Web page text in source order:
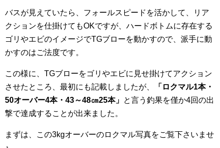
バスが見えていたら、フォールスピードを活かして、リア
クションを仕掛けてもOKですが、ハードボトムに存在する
ゴリやエビのイメージでTGブローを動かすので、派手に動
かすのはご法度です。
この様に、TGブローをゴリやエビに見せ掛けてアクション
させたところ、最初にも記載しましたが、
「ロクマル1本・
50オーバー4本・43～48㎝25本」 と言う釣果を僅か4回の出
撃で達成することが出来ました。
まずは、この3kgオーバーのロクマル写真をご覧下さいませ